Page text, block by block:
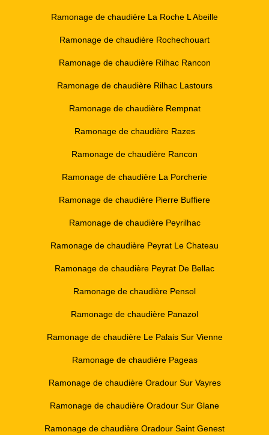
Ramonage de chaudière La Roche L Abeille
Ramonage de chaudière Rochechouart
Ramonage de chaudière Rilhac Rancon
Ramonage de chaudière Rilhac Lastours
Ramonage de chaudière Rempnat
Ramonage de chaudière Razes
Ramonage de chaudière Rancon
Ramonage de chaudière La Porcherie
Ramonage de chaudière Pierre Buffiere
Ramonage de chaudière Peyrilhac
Ramonage de chaudière Peyrat Le Chateau
Ramonage de chaudière Peyrat De Bellac
Ramonage de chaudière Pensol
Ramonage de chaudière Panazol
Ramonage de chaudière Le Palais Sur Vienne
Ramonage de chaudière Pageas
Ramonage de chaudière Oradour Sur Vayres
Ramonage de chaudière Oradour Sur Glane
Ramonage de chaudière Oradour Saint Genest